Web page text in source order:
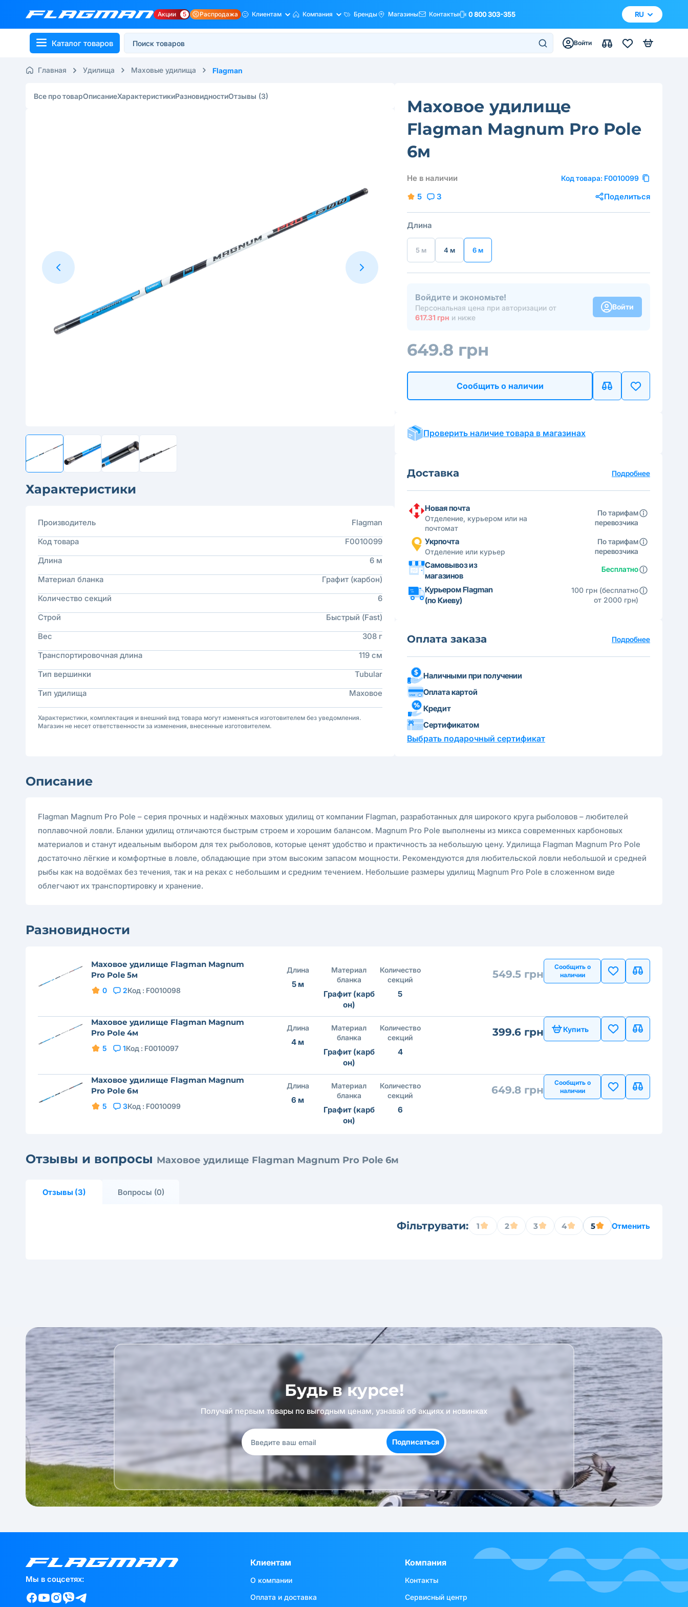
Акции 5 Распродажа Клиентам Компания Бренды Магазины Контакты 0 800 303-355 RU
Каталог товаров Войти
Главная Удилища Маховые удилища Flagman
Все про товарОписаниеХарактеристикиРазновидностиОтзывы (3)
Характеристики
Производитель
Flagman
Код товара
F0010099
Длина
6 м
Материал бланка
Графит (карбон)
Количество секций
6
Строй
Быстрый (Fast)
Вес
308 г
Транспортировочная длина
119 см
Тип вершинки
Tubular
Тип удилища
Маховое
Характеристики, комплектация и внешний вид товара могут изменяться изготовителем без уведомления.
Магазин не несет ответственности за изменения, внесенные изготовителем.
Маховое удилище
Flagman Magnum Pro Pole
6м
Не в наличии Код товара: F0010099
5 3 Поделиться
Длина
5 м 4 м 6 м
Войдите и экономьте!
Персональная цена при авторизации от
617.31 грн и ниже
Войти
649.8 грн
Сообщить о наличии
Проверить наличие товара в магазинах
Доставка Подробнее
Новая почта
Отделение, курьером или на
почтомат
По тарифам
перевозчика
Укрпочта
Отделение или курьер
По тарифам
перевозчика
Самовывоз из
магазинов
Бесплатно
Курьером Flagman
(по Киеву)
100 грн (бесплатно
от 2000 грн)
Оплата заказа Подробнее
Наличными при получении
Оплата картой
Кредит
Сертификатом
Выбрать подарочный сертификат
Описание
Flagman Magnum Pro Pole – серия прочных и надёжных маховых удилищ от компании Flagman, разработанных для широкого круга рыболовов – любителей
поплавочной ловли. Бланки удилищ отличаются быстрым строем и хорошим балансом. Magnum Pro Pole выполнены из микса современных карбоновых
материалов и станут идеальным выбором для тех рыболовов, которые ценят удобство и практичность за небольшую цену. Удилища Flagman Magnum Pro Pole
достаточно лёгкие и комфортные в ловле, обладающие при этом высоким запасом мощности. Рекомендуются для любительской ловли небольшой и средней
рыбы как на водоёмах без течения, так и на реках с небольшим и средним течением. Небольшие размеры удилищ Magnum Pro Pole в сложенном виде
облегчают их транспортировку и хранение.
Разновидности
Маховое удилище Flagman Magnum
Pro Pole 5м
0 2Код : F0010098
Длина
5 м
Материал
бланка
Графит (карб
он)
Количество
секций
5
549.5 грн
Сообщить о
наличии
Маховое удилище Flagman Magnum
Pro Pole 4м
5 1Код : F0010097
Длина
4 м
Материал
бланка
Графит (карб
он)
Количество
секций
4
399.6 грн Купить
Маховое удилище Flagman Magnum
Pro Pole 6м
5 3Код : F0010099
Длина
6 м
Материал
бланка
Графит (карб
он)
Количество
секций
6
649.8 грн
Сообщить о
наличии
Отзывы и вопросы Маховое удилище Flagman Magnum Pro Pole 6м
Отзывы (3) Вопросы (0)
Фільтрувати: 1 2 3 4 5 Отменить
Будь в курсе!
Получай первым товары по выгодным ценам, узнавай об акциях и новинках
Подписаться
Мы в соцсетях:
Клиентам
О компании
Оплата и доставка
Компания
Контакты
Сервисный центр